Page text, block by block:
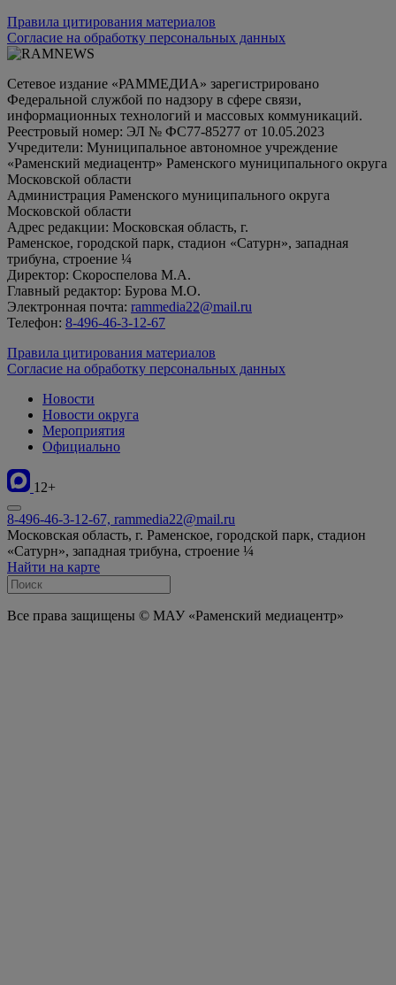
Правила цитирования материалов
Согласие на обработку персональных данных
Сетевое издание «РАММЕДИА» зарегистрировано
Федеральной службой по надзору в сфере связи,
информационных технологий и массовых коммуникаций.
Реестровый номер: ЭЛ № ФС77-85277 от 10.05.2023
Учредители: Муниципальное автономное учреждение
«Раменский медиацентр» Раменского муниципального округа
Московской области
Администрация Раменского муниципального округа
Московской области
Адрес редакции: Московская область, г.
Раменское, городской парк, стадион «Сатурн», западная
трибуна, строение ¼
Директор: Скороспелова М.А.
Главный редактор: Бурова М.О.
Электронная почта: rammedia22@mail.ru
Телефон: 8-496-46-3-12-67
Правила цитирования материалов
Согласие на обработку персональных данных
Новости
Новости округа
Мероприятия
Официально
12+
8-496-46-3-12-67, rammedia22@mail.ru
Московская область, г. Раменское, городской парк, стадион
«Сатурн», западная трибуна, строение ¼
Найти на карте
Все права защищены © МАУ «Раменский медиацентр»